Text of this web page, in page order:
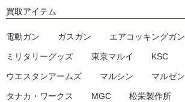
買取アイテム
電動ガン ガスガン エアコッキングガン
ミリタリーグッズ 東京マルイ KSC
ウエスタンアームズ マルシン マルゼン
タナカ・ワークス MGC 松栄製作所